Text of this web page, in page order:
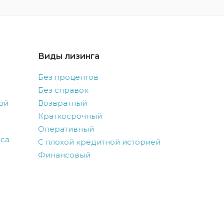
Виды лизинга
Без процентов
Без справок
Возвратный
Краткосрочный
Оперативный
С плохой кредитной историей
Финансовый